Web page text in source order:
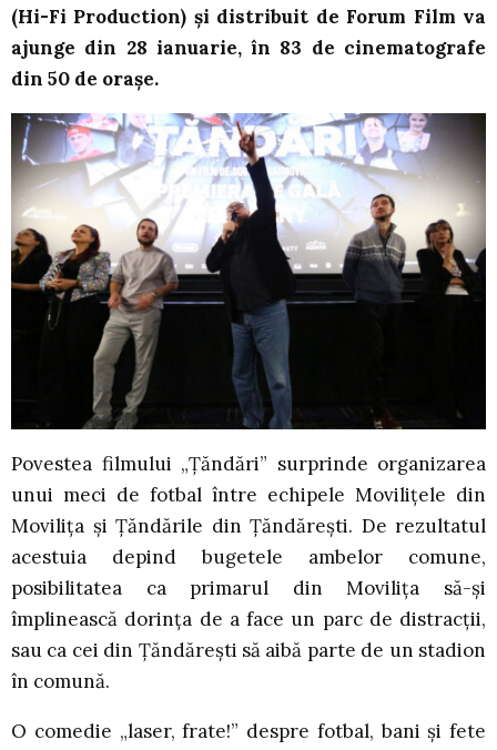
(Hi-Fi Production) și distribuit de Forum Film va
ajunge din 28 ianuarie, în 83 de cinematografe
din 50 de orașe.
Povestea filmului „Țăndări” surprinde organizarea
unui meci de fotbal între echipele Movilițele din
Movilița și Țăndările din Țăndărești. De rezultatul
acestuia depind bugetele ambelor comune,
posibilitatea ca primarul din Movilița să-și
împlinească dorința de a face un parc de distracții,
sau ca cei din Țăndărești să aibă parte de un stadion
în comună.
O comedie „laser, frate!” despre fotbal, bani și fete